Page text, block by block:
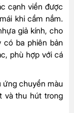
cạnh viền được
khi cầm nắm.
giả kính, cho
có ba phiên bản
phù hợp với cá
ứng chuyển màu
và thu hút trong